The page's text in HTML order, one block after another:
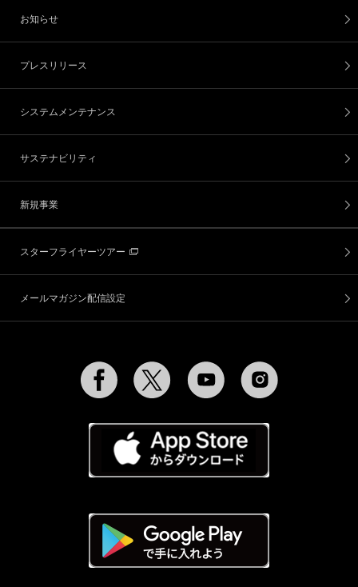
お知らせ
プレスリリース
システムメンテナンス
サステナビリティ
新規事業
スターフライヤーツアー
メールマガジン配信設定
Facebook Twitter YouTube Instagram